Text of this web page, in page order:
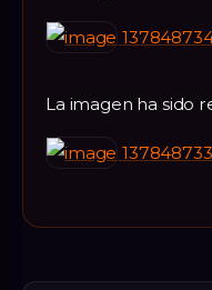
La imagen ha sido